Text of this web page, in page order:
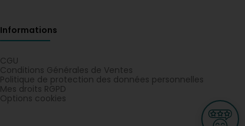
Informations
CGU
Conditions Générales de Ventes
Politique de protection des données personnelles
Mes droits RGPD
Options cookies